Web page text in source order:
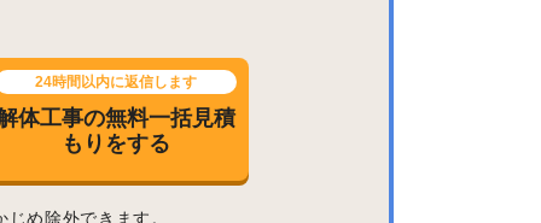
24時間以内に返信します
体工事の無料一括見積
もりをする
め除外できます。